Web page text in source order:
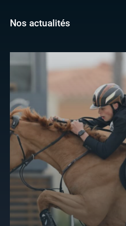
Nos actualités